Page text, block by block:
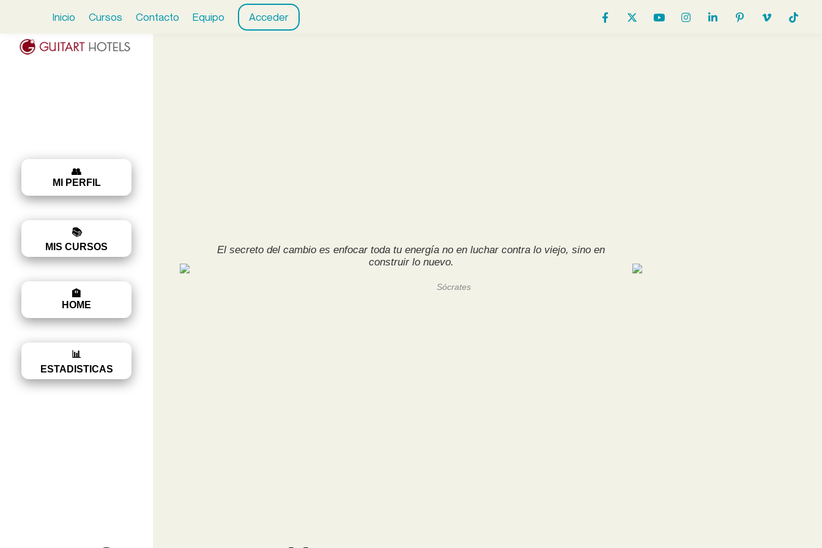
Inicio Cursos Contacto Equipo Acceder
El secreto del cambio es enfocar toda tu energía no en luchar contra lo viejo, sino en
construir lo nuevo.
Sócrates
👥
MI PERFIL
📚
MIS CURSOS
🏨
HOME
📊
ESTADISTICAS